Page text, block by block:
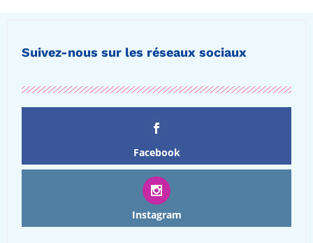
Suivez-nous sur les réseaux sociaux
Facebook
Instagram